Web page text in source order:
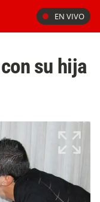
EN VIVO
su hija